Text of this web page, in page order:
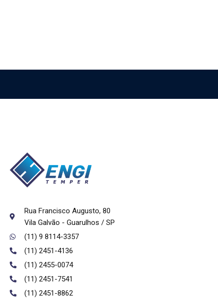
Rua Francisco Augusto, 80
Vila Galvão - Guarulhos / SP
(11) 9 8114-3357
(11) 2451-4136
(11) 2455-0074
(11) 2451-7541
(11) 2451-8862